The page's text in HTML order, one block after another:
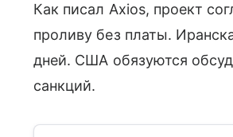
Как писал Axios, проект
проливу без платы.
дней. США обязуются
санкций.